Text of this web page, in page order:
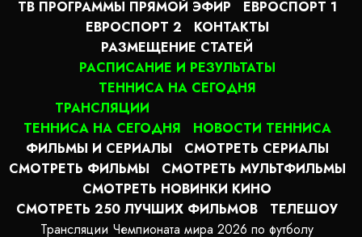
ТВ ПРОГРАММЫ ПРЯМОЙ ЭФИР
ЕВРОСПОРТ 1
ЕВРОСПОРТ 2
КОНТАКТЫ
РАЗМЕЩЕНИЕ СТАТЕЙ
РАСПИСАНИЕ И РЕЗУЛЬТАТЫ
ТЕННИСА НА СЕГОДНЯ
ТРАНСЛЯЦИИ
ТЕННИСА НА СЕГОДНЯ
НОВОСТИ ТЕННИСА
ФИЛЬМЫ И СЕРИАЛЫ
СМОТРЕТЬ СЕРИАЛЫ
СМОТРЕТЬ ФИЛЬМЫ
СМОТРЕТЬ МУЛЬТФИЛЬМЫ
СМОТРЕТЬ НОВИНКИ КИНО
СМОТРЕТЬ 250 ЛУЧШИХ ФИЛЬМОВ
ТЕЛЕШОУ
Трансляции Чемпионата мира 2026 по футболу